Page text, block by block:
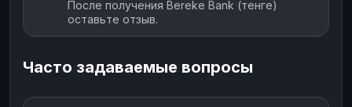
После получения Bereke Bank (тенге)
оставьте отзыв.
Часто задаваемые вопросы